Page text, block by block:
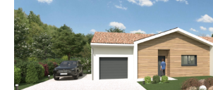
Nos offres
Prendre RDV